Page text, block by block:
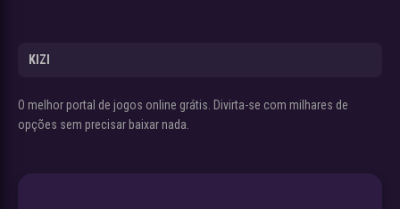
KIZI
O melhor portal de jogos online grátis. Divirta-se com milhares de
opções sem precisar baixar nada.